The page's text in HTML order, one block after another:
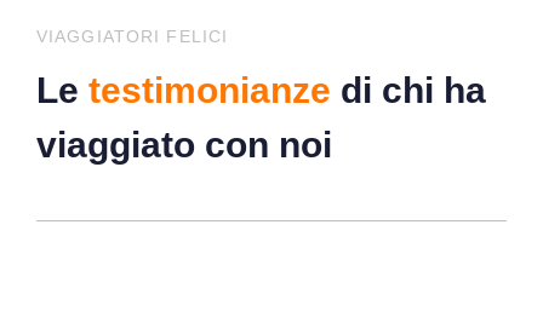
VIAGGIATORI FELICI
Le testimonianze di chi ha
viaggiato con noi